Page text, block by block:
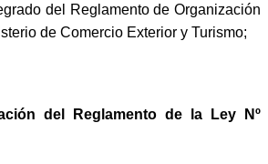
del Reglamento de Organización
de Comercio Exterior y Turismo;
del Reglamento de la Ley Nº